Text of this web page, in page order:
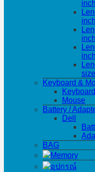
inch
inch
inch
inch
Keyboard &
Keyboard
Mouse
Battery /
Dell
BAG
Memory
อุปกรณ์